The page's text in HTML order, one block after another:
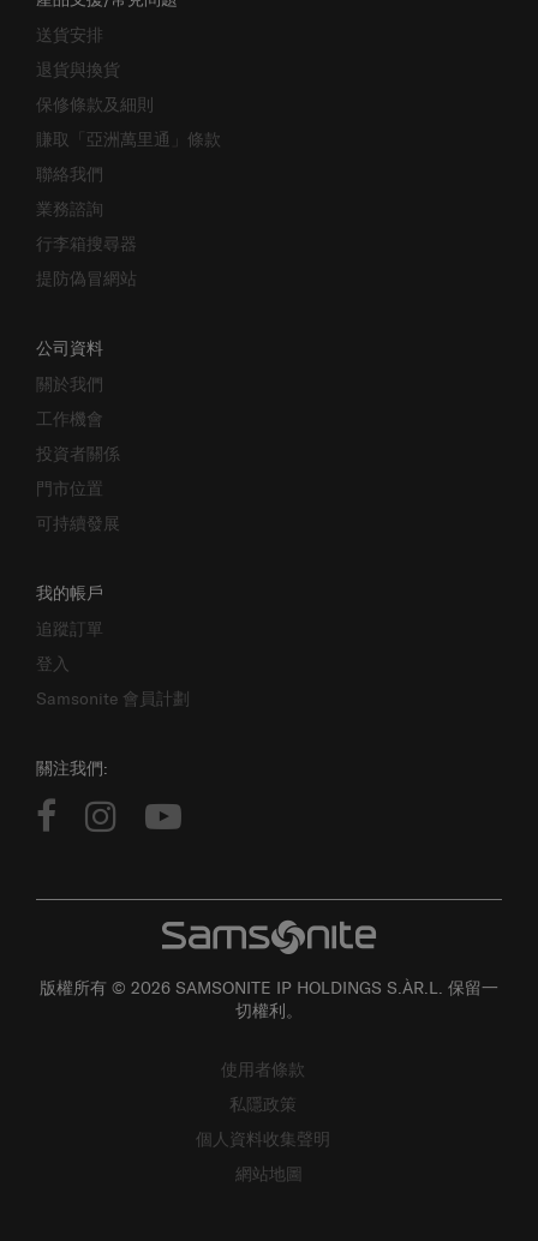
送貨安排
退貨與換貨
保修條款及細則
賺取「亞洲萬里通」條款
聯絡我們
業務諮詢
行李箱搜尋器
提防偽冒網站
關於我們
工作機會
投資者關係
門市位置
可持續發展
追蹤訂單
登入
Samsonite 會員計劃
切權利。
私隱政策
個人資料收集聲明
網站地圖